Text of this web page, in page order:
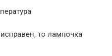
то лампочка